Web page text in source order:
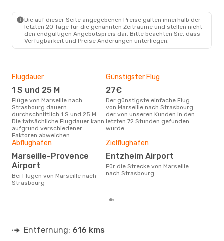
Die auf dieser Seite angegebenen Preise galten innerhalb der
letzten 20 Tage für die genannten Zeiträume und stellen nicht
den endgültigen Angebotspreis dar. Bitte beachten Sie, dass
Verfügbarkeit und Preise Änderungen unterliegen.
Flugdauer
1 S und 25 M
Flüge von Marseille nach
Strasbourg dauern
durchschnittlich 1 S und 25 M.
Die tatsächliche Flugdauer kann
aufgrund verschiedener
Faktoren abweichen.
Günstigster Flug
27€
Der günstigste einfache Flug
von Marseille nach Strasbourg
der von unseren Kunden in den
letzten 72 Stunden gefunden
wurde
Abflughafen
Marseille-Provence
Airport
Bei Flügen von Marseille nach
Strasbourg
Zielflughafen
Entzheim Airport
Für die Strecke von Marseille
nach Strasbourg
Entfernung: 616 kms